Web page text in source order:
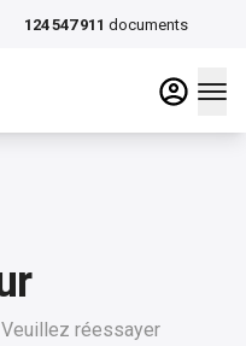
124 547 911 documents
réessayer